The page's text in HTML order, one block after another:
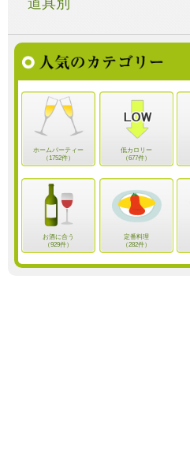
ホームパーティー
（1752件）
低カロリー
（677件）
お酒に合う
（929件）
定番料理
（282件）